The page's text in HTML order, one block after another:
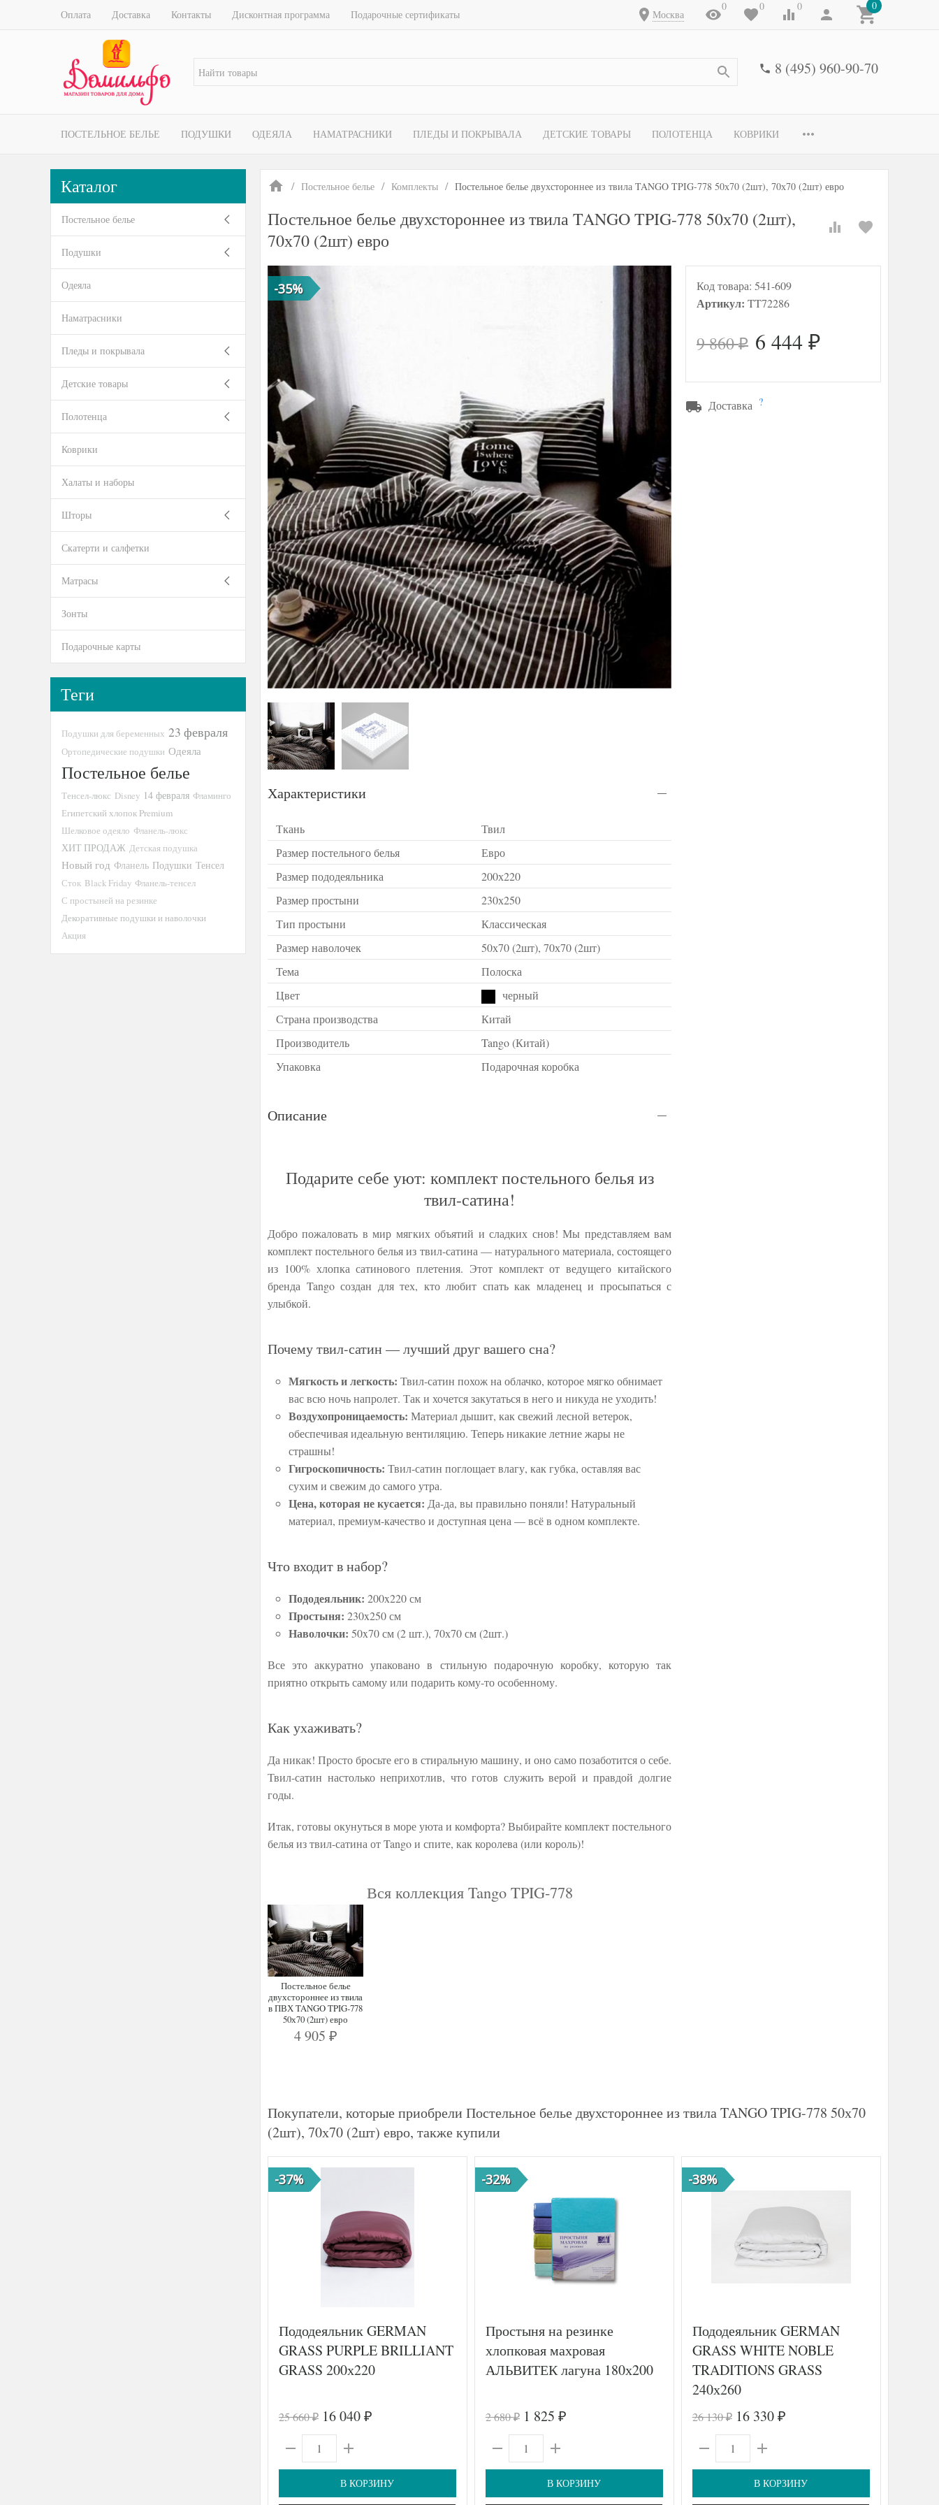
Оплата Доставка Контакты Дисконтная программа Подарочные сертификаты Москва
0 0 0 0
8 (495) 960-90-70
ПОСТЕЛЬНОЕ БЕЛЬЕ ПОДУШКИ ОДЕЯЛА НАМАТРАСНИКИ ПЛЕДЫ И ПОКРЫВАЛА ДЕТСКИЕ ТОВАРЫ ПОЛОТЕНЦА КОВРИКИ
Постельное белье Комплекты Постельное белье двухстороннее из твила TANGO TPIG-778 50х70 (2шт), 70х70 (2шт) евро
Постельное белье двухстороннее из твила TANGO TPIG-778 50х70 (2шт),
70х70 (2шт) евро
-35% Код товара: 541-609
Артикул: TT72286
9 860₽ 6 444 ₽
Доставка ?
Характеристики
Ткань
Твил
Размер постельного белья
Евро
Размер пододеяльника
200х220
Размер простыни
230х250
Тип простыни
Классическая
Размер наволочек
50х70 (2шт), 70х70 (2шт)
Тема
Полоска
Цвет
черный
Страна производства
Китай
Производитель
Tango (Китай)
Упаковка
Подарочная коробка
Описание
Подарите себе уют: комплект постельного белья из
твил-сатина!
Добро пожаловать в мир мягких объятий и сладких снов! Мы представляем вам
комплект постельного белья из твил-сатина — натурального материала, состоящего
из 100% хлопка сатинового плетения. Этот комплект от ведущего китайского
бренда Tango создан для тех, кто любит спать как младенец и просыпаться с
улыбкой.
Почему твил-сатин — лучший друг вашего сна?
Мягкость и легкость: Твил-сатин похож на облачко, которое мягко обнимает
вас всю ночь напролет. Так и хочется закутаться в него и никуда не уходить!
Воздухопроницаемость: Материал дышит, как свежий лесной ветерок,
обеспечивая идеальную вентиляцию. Теперь никакие летние жары не
страшны!
Гигроскопичность: Твил-сатин поглощает влагу, как губка, оставляя вас
сухим и свежим до самого утра.
Цена, которая не кусается: Да-да, вы правильно поняли! Натуральный
материал, премиум-качество и доступная цена — всё в одном комплекте.
Что входит в набор?
Пододеяльник: 200x220 см
Простыня: 230x250 см
Наволочки: 50x70 см (2 шт.), 70х70 см (2шт.)
Все это аккуратно упаковано в стильную подарочную коробку, которую так
приятно открыть самому или подарить кому-то особенному.
Как ухаживать?
Да никак! Просто бросьте его в стиральную машину, и оно само позаботится о себе.
Твил-сатин настолько неприхотлив, что готов служить верой и правдой долгие
годы.
Итак, готовы окунуться в море уюта и комфорта? Выбирайте комплект постельного
белья из твил-сатина от Tango и спите, как королева (или король)!
Вся коллекция Tango TPIG-778
Постельное белье
двухстороннее из твила
в ПВХ TANGO TPIG-778
50х70 (2шт) евро
4 905 ₽
Покупатели, которые приобрели Постельное белье двухстороннее из твила TANGO TPIG-778 50х70
(2шт), 70х70 (2шт) евро, также купили
-37%
Пододеяльник GERMAN
GRASS PURPLE BRILLIANT
GRASS 200х220
25 660₽ 16 040 ₽
В КОРЗИНУ
-32%
Простыня на резинке
хлопковая махровая
АЛЬВИТЕК лагуна 180х200
2 680₽ 1 825 ₽
В КОРЗИНУ
-38%
Пододеяльник GERMAN
GRASS WHITE NOBLE
TRADITIONS GRASS
240х260
26 130₽ 16 330 ₽
В КОРЗИНУ
Каталог
Постельное белье
Подушки
Одеяла
Наматрасники
Пледы и покрывала
Детские товары
Полотенца
Коврики
Халаты и наборы
Шторы
Скатерти и салфетки
Матрасы
Зонты
Подарочные карты
Теги
Подушки для беременных 23 февраля
Ортопедические подушки Одеяла
Постельное белье
Тенсел-люкс Disney 14 февраля Фламинго
Египетский хлопок Premium
Шелковое одеяло Фланель-люкс
ХИТ ПРОДАЖ Детская подушка
Новый год Фланель Подушки Тенсел
Сток Black Friday Фланель-тенсел
С простыней на резинке
Декоративные подушки и наволочки
Акция